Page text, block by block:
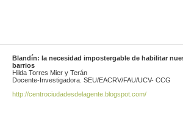
Blandín: la necesidad impostergable de habilitar
barrios
Hilda Torres Mier y Terán
Docente-Investigadora. SEU/EACRV/FAU/UCV- CCG
http://centrociudadesdelagente.blogspot.com/